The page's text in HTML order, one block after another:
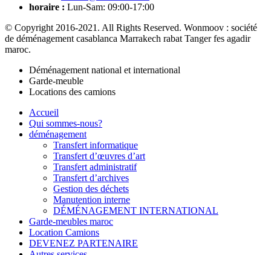
horaire : Lun-Sam: 09:00-17:00
© Copyright 2016-2021. All Rights Reserved. Wonmoov : société
de déménagement casablanca Marrakech rabat Tanger fes agadir
maroc.
Déménagement national et international
Garde-meuble
Locations des camions
Accueil
Qui sommes-nous?
déménagement
Transfert informatique
Transfert d’œuvres d’art
Transfert administratif
Transfert d’archives
Gestion des déchets
Manutention interne
DÉMÉNAGEMENT INTERNATIONAL
Garde-meubles maroc
Location Camions
DEVENEZ PARTENAIRE